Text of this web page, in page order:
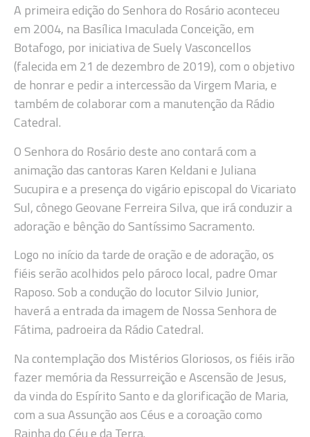
A primeira edição do Senhora do Rosário aconteceu
em 2004, na Basílica Imaculada Conceição, em
Botafogo, por iniciativa de Suely Vasconcellos
(falecida em 21 de dezembro de 2019), com o objetivo
de honrar e pedir a intercessão da Virgem Maria, e
também de colaborar com a manutenção da Rádio
Catedral.
O Senhora do Rosário deste ano contará com a
animação das cantoras Karen Keldani e Juliana
Sucupira e a presença do vigário episcopal do Vicariato
Sul, cônego Geovane Ferreira Silva, que irá conduzir a
adoração e bênção do Santíssimo Sacramento.
Logo no início da tarde de oração e de adoração, os
fiéis serão acolhidos pelo pároco local, padre Omar
Raposo. Sob a condução do locutor Silvio Junior,
haverá a entrada da imagem de Nossa Senhora de
Fátima, padroeira da Rádio Catedral.
Na contemplação dos Mistérios Gloriosos, os fiéis irão
fazer memória da Ressurreição e Ascensão de Jesus,
da vinda do Espírito Santo e da glorificação de Maria,
com a sua Assunção aos Céus e a coroação como
Rainha do Céu e da Terra.